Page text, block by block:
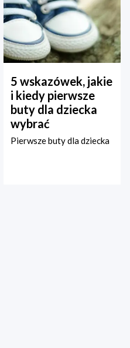
5 wskazówek, jakie
i kiedy pierwsze
buty dla dziecka
wybrać
Pierwsze buty dla dziecka